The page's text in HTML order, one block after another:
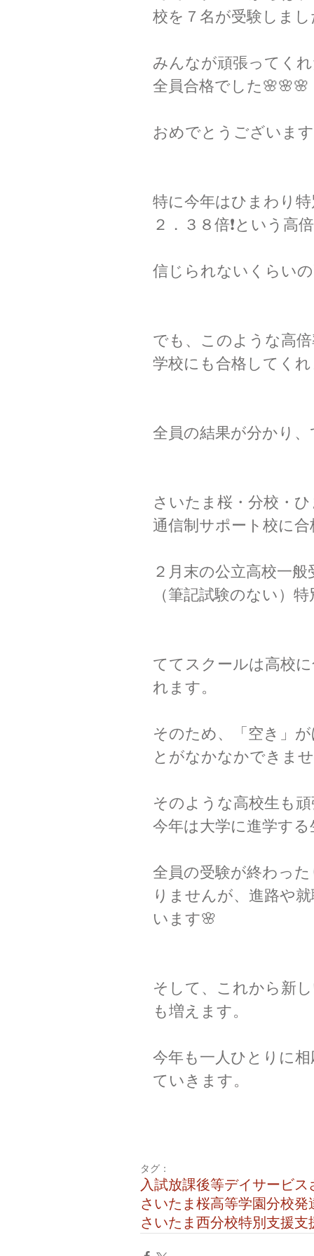
校を７名が受験しまし
みんなが頑張ってくれ
全員合格でした🌸🌸🌸
おめでとうございま
特に今年はひまわり特
２．３８倍❗という高倍
信じられないくらいの
でも、このような高
学校にも合格してくれ
全員の結果が分かり
さいたま桜・分校・
通信制サポート校に合
２月末の公立高校一般
（筆記試験のない）
ててスクールは高校
れます。
そのため、「空き」
とがなかなかできませ
そのような高校生も頑
今年は大学に進学する
全員の受験が終わっ
りませんが、進路や
います🌸
そして、これから新
も増えます。
今年も一人ひとりに
ていきます。
タグ：
入試放課後等デイサービス
さいたま桜高等学園分校発
さいたま西分校特別支援支